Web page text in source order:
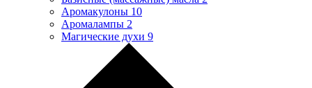
Аромакулоны 10
Аромалампы 2
Магические духи 9